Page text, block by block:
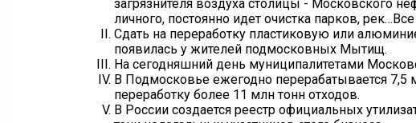
загрязнителя воздуха столицы - Московского
личного, постоянно идет очистка парков,
Сдать на переработку пластиковую или
появилась у жителей подмосковных Мытищ.
На сегодняшний день муниципалитетами
В Подмосковье ежегодно перерабатывается 7,5
переработку более 11 млн тонн отходов.
В России создается реестр официальных